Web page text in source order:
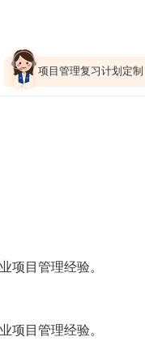
项目管理复习计划定制
项目管理经验。
项目管理经验。